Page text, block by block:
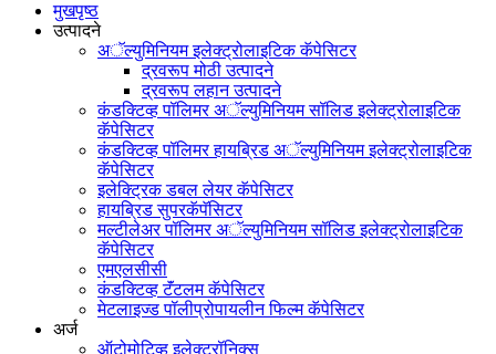
मुखपृष्ठ
उत्पादने
अॅल्युमिनियम इलेक्ट्रोलाइटिक कॅपेसिटर
द्रवरूप मोठी उत्पादने
द्रवरूप लहान उत्पादने
कंडक्टिव्ह पॉलिमर अॅल्युमिनियम सॉलिड इलेक्ट्रोलाइटिक
कॅपेसिटर
कंडक्टिव्ह पॉलिमर हायब्रिड अॅल्युमिनियम इलेक्ट्रोलाइटिक
कॅपेसिटर
इलेक्ट्रिक डबल लेयर कॅपेसिटर
हायब्रिड सुपरकॅपॅसिटर
मल्टीलेअर पॉलिमर अॅल्युमिनियम सॉलिड इलेक्ट्रोलाइटिक
कॅपेसिटर
एमएलसीसी
कंडक्टिव्ह टॅंटलम कॅपेसिटर
मेटलाइज्ड पॉलीप्रोपायलीन फिल्म कॅपेसिटर
अर्ज
ऑटोमोटिव्ह इलेक्ट्रॉनिक्स